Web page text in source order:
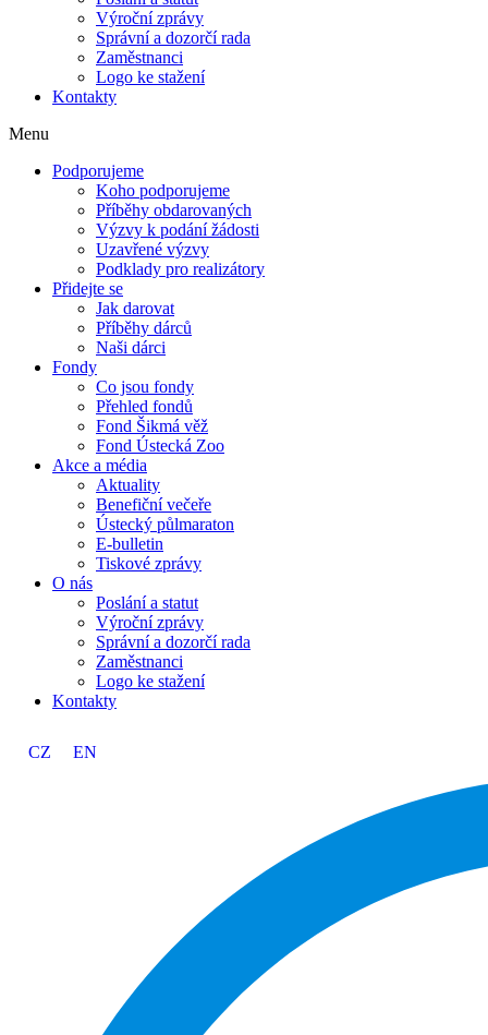
Výroční zprávy
Správní a dozorčí rada
Zaměstnanci
Logo ke stažení
Kontakty
Menu
Podporujeme
Koho podporujeme
Příběhy obdarovaných
Výzvy k podání žádosti
Uzavřené výzvy
Podklady pro realizátory
Přidejte se
Jak darovat
Příběhy dárců
Naši dárci
Fondy
Co jsou fondy
Přehled fondů
Fond Šikmá věž
Fond Ústecká Zoo
Akce a média
Aktuality
Benefiční večeře
Ústecký půlmaraton
E-bulletin
Tiskové zprávy
O nás
Poslání a statut
Výroční zprávy
Správní a dozorčí rada
Zaměstnanci
Logo ke stažení
Kontakty
CZ EN